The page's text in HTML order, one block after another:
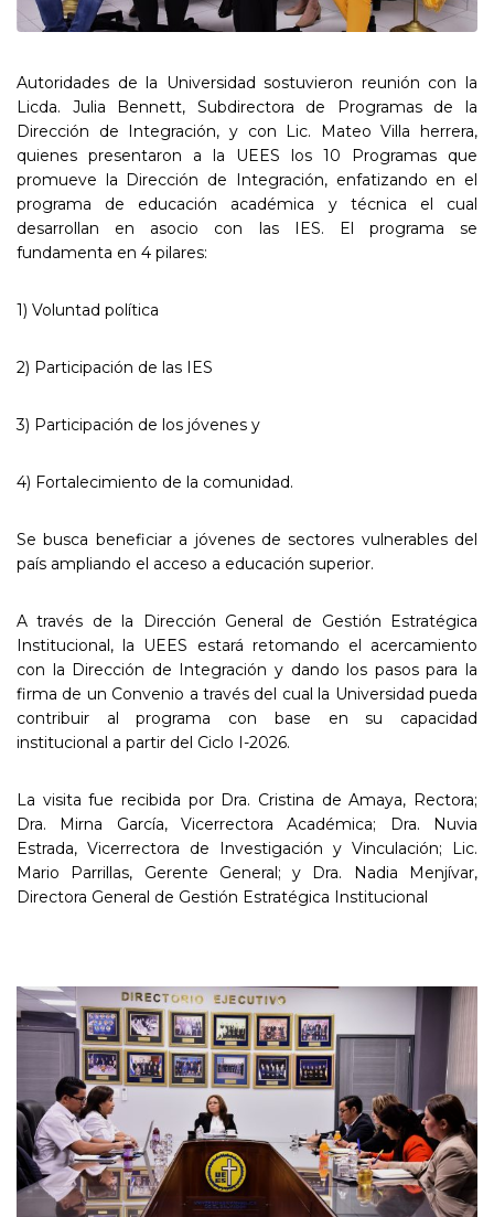
Autoridades de la Universidad sostuvieron reunión con la
Licda. Julia Bennett, Subdirectora de Programas de la
Dirección de Integración, y con Lic. Mateo Villa herrera,
quienes presentaron a la UEES los 10 Programas que
promueve la Dirección de Integración, enfatizando en el
programa de educación académica y técnica el cual
desarrollan en asocio con las IES. El programa se
fundamenta en 4 pilares:
1) Voluntad política
2) Participación de las IES
3) Participación de los jóvenes y
4) Fortalecimiento de la comunidad.
Se busca beneficiar a jóvenes de sectores vulnerables del
país ampliando el acceso a educación superior.
A través de la Dirección General de Gestión Estratégica
Institucional, la UEES estará retomando el acercamiento
con la Dirección de Integración y dando los pasos para la
firma de un Convenio a través del cual la Universidad pueda
contribuir al programa con base en su capacidad
institucional a partir del Ciclo I-2026.
La visita fue recibida por Dra. Cristina de Amaya, Rectora;
Dra. Mirna García, Vicerrectora Académica; Dra. Nuvia
Estrada, Vicerrectora de Investigación y Vinculación; Lic.
Mario Parrillas, Gerente General; y Dra. Nadia Menjívar,
Directora General de Gestión Estratégica Institucional